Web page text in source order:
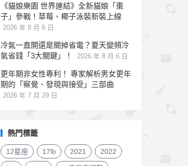
《貓娘樂園 世界連結》全新貓娘「棗
子」參戰！草莓、椰子泳裝新裝上線
2026 年 8 月 6 日
冷氣一直開還是關掉省電？夏天變頻冷
氣省錢「3大關鍵」！
2026 年 8 月 6 日
更年期非女性專利！ 專家解析男女更年
期的「察覺、發現與接受」三部曲
2026 年 7 月 29 日
熱門標籤
12星座 17lb 2021 2022